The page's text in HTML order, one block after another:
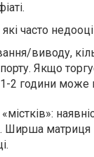
часто
виводу,
Якщо
2 години може
Ширша матриця